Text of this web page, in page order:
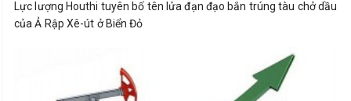
Lực lượng Houthi tuyên bố tên lửa đạn đạo bắn trúng tàu chở dầu
của Ả Rập Xê-út ở Biển Đỏ